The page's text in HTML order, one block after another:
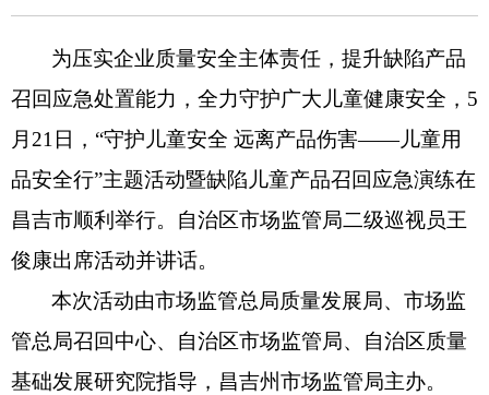
为压实企业质量安全主体责任，提升缺陷产品
召回应急处置能力，全力守护广大儿童健康安全 ， 5
月21日 ， “守护儿童安全 远离产品伤害——儿童用
品安全行”主题活动暨缺陷儿童产品召回应急演练在
昌吉市顺利举行。自治区市场监管局二级巡视员王
俊康出席活动并讲话。
本次活动由市场监管总局质量发展局、市场监
管总局召回中心、 自治区市场监管局、自治区质量
基础发展研究院指导，昌吉州市场监管局主办。